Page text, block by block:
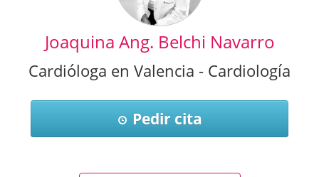
Joaquina Ang. Belchi Navarro
Cardióloga en Valencia - Cardiología
Pedir cita